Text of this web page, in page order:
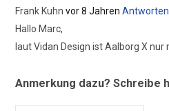
Frank Kuhn vor 8 Jahren Antworten
Hallo Marc,
laut Vidan Design ist Aalborg X nur
Anmerkung dazu? Schreibe